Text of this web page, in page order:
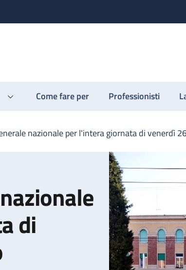
Come fare per Professionisti
nazionale per l'intera giornata di venerdì
di